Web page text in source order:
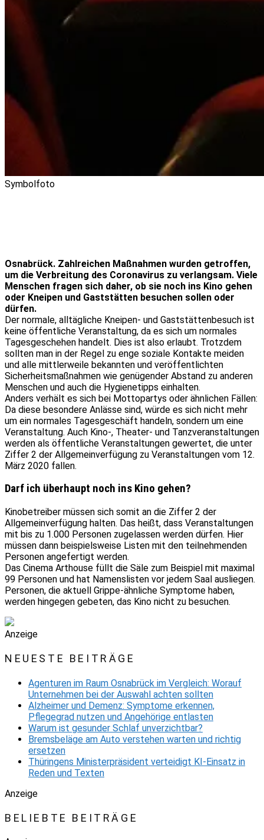
Symbolfoto
Osnabrück. Zahlreichen Maßnahmen wurden getroffen,
um die Verbreitung des Coronavirus zu verlangsam. Viele
Menschen fragen sich daher, ob sie noch ins Kino gehen
oder Kneipen und Gaststätten besuchen sollen oder
dürfen.
Der normale, alltägliche Kneipen- und Gaststättenbesuch ist
keine öffentliche Veranstaltung, da es sich um normales
Tagesgeschehen handelt. Dies ist also erlaubt. Trotzdem
sollten man in der Regel zu enge soziale Kontakte meiden
und alle mittlerweile bekannten und veröffentlichten
Sicherheitsmaßnahmen wie genügender Abstand zu anderen
Menschen und auch die Hygienetipps einhalten.
Anders verhält es sich bei Mottopartys oder ähnlichen Fällen:
Da diese besondere Anlässe sind, würde es sich nicht mehr
um ein normales Tagesgeschäft handeln, sondern um eine
Veranstaltung. Auch Kino-, Theater- und Tanzveranstaltungen
werden als öffentliche Veranstaltungen gewertet, die unter
Ziffer 2 der Allgemeinverfügung zu Veranstaltungen vom 12.
März 2020 fallen.
Darf ich überhaupt noch ins Kino gehen?
Kinobetreiber müssen sich somit an die Ziffer 2 der
Allgemeinverfügung halten. Das heißt, dass Veranstaltungen
mit bis zu 1.000 Personen zugelassen werden dürfen. Hier
müssen dann beispielsweise Listen mit den teilnehmenden
Personen angefertigt werden.
Das Cinema Arthouse füllt die Säle zum Beispiel mit maximal
99 Personen und hat Namenslisten vor jedem Saal ausliegen.
Personen, die aktuell Grippe-ähnliche Symptome haben,
werden hingegen gebeten, das Kino nicht zu besuchen.
Anzeige
NEUESTE BEITRÄGE
Agenturen im Raum Osnabrück im Vergleich: Worauf
Unternehmen bei der Auswahl achten sollten
Alzheimer und Demenz: Symptome erkennen,
Pflegegrad nutzen und Angehörige entlasten
Warum ist gesunder Schlaf unverzichtbar?
Bremsbeläge am Auto verstehen warten und richtig
ersetzen
Thüringens Ministerpräsident verteidigt KI-Einsatz in
Reden und Texten
Anzeige
BELIEBTE BEITRÄGE